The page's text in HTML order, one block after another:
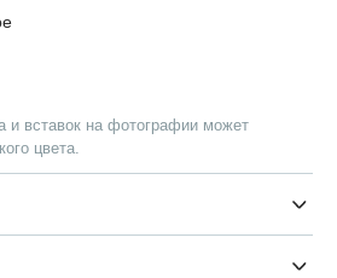
и вставок на фотографии может
цвета.